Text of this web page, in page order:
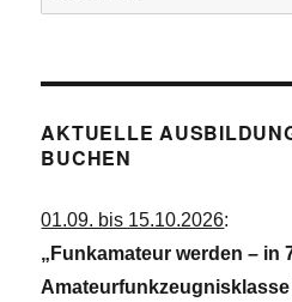
nach:
AKTUELLE
BUCHEN
01.09. bis 15.10.2026:
„Funkamateur werden – in